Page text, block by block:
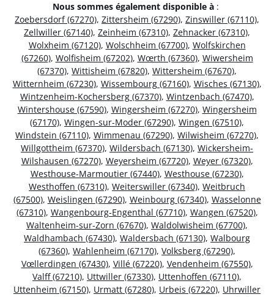
Nous sommes également disponible à :
Zoebersdorf (67270), Zittersheim (67290), Zinswiller (67110),
Zellwiller (67140), Zeinheim (67310), Zehnacker (67310),
Wolxheim (67120), Wolschheim (67700), Wolfskirchen
(67260), Wolfisheim (67202), Wœrth (67360), Wiwersheim
(67370), Wittisheim (67820), Wittersheim (67670),
Witternheim (67230), Wissembourg (67160), Wisches (67130),
Wintzenheim-Kochersberg (67370), Wintzenbach (67470),
Wintershouse (67590), Wingersheim (67270), Wingersheim
(67170), Wingen-sur-Moder (67290), Wingen (67510),
Windstein (67110), Wimmenau (67290), Wilwisheim (67270),
Willgottheim (67370), Wildersbach (67130), Wickersheim-
Wilshausen (67270), Weyersheim (67720), Weyer (67320),
Westhouse-Marmoutier (67440), Westhouse (67230),
Westhoffen (67310), Weiterswiller (67340), Weitbruch
(67500), Weislingen (67290), Weinbourg (67340), Wasselonne
(67310), Wangenbourg-Engenthal (67710), Wangen (67520),
Waltenheim-sur-Zorn (67670), Waldolwisheim (67700),
Waldhambach (67430), Waldersbach (67130), Walbourg
(67360), Wahlenheim (67170), Volksberg (67290),
Vœllerdingen (67430), Villé (67220), Vendenheim (67550),
Valff (67210), Uttwiller (67330), Uttenhoffen (67110),
Uttenheim (67150), Urmatt (67280), Urbeis (67220), Uhrwiller